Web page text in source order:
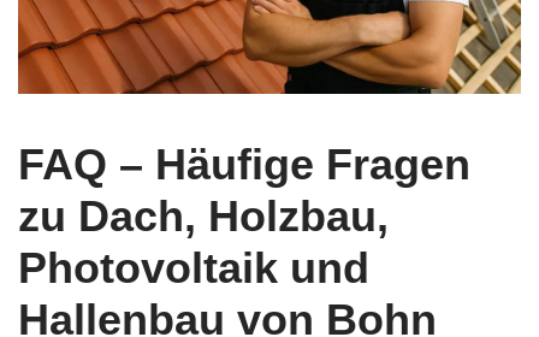
FAQ – Häufige Fragen
zu Dach, Holzbau,
Photovoltaik und
Hallenbau von Bohn